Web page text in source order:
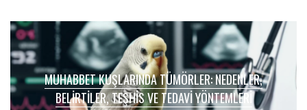
MUHABBET KUŞLARINDA TÜMÖRLER: NEDENLER,
BELIRTILER, TEŞHIS VE TEDAVI YÖNTEMLERI